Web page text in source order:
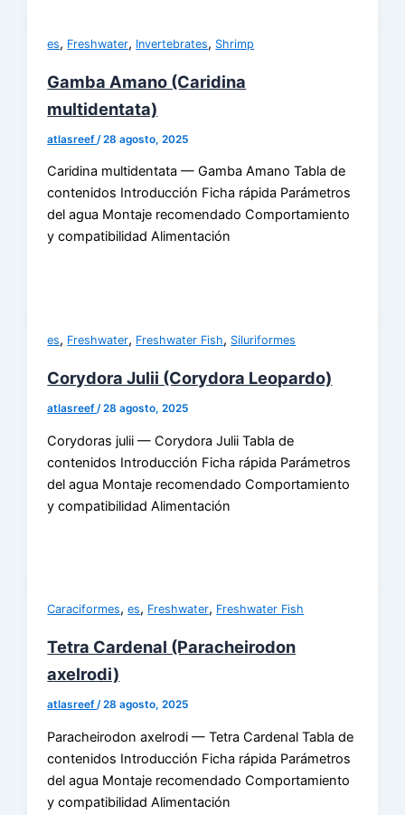
es, Freshwater, Invertebrates, Shrimp
Gamba Amano (Caridina
multidentata)
atlasreef /28 agosto, 2025
Caridina multidentata — Gamba Amano Tabla de
contenidos Introducción Ficha rápida Parámetros
del agua Montaje recomendado Comportamiento
y compatibilidad Alimentación
es, Freshwater, Freshwater Fish, Siluriformes
Corydora Julii (Corydora Leopardo)
atlasreef/28 agosto, 2025
Corydoras julii — Corydora Julii Tabla de
contenidos Introducción Ficha rápida Parámetros
del agua Montaje recomendado Comportamiento
y compatibilidad Alimentación
Caraciformes,es, Freshwater, Freshwater Fish
Tetra Cardenal (Paracheirodon
axelrodi)
atlasreef/28 agosto, 2025
Paracheirodon axelrodi — Tetra Cardenal Tabla de
contenidos Introducción Ficha rápida Parámetros
del agua Montaje recomendado Comportamiento
y compatibilidad Alimentación